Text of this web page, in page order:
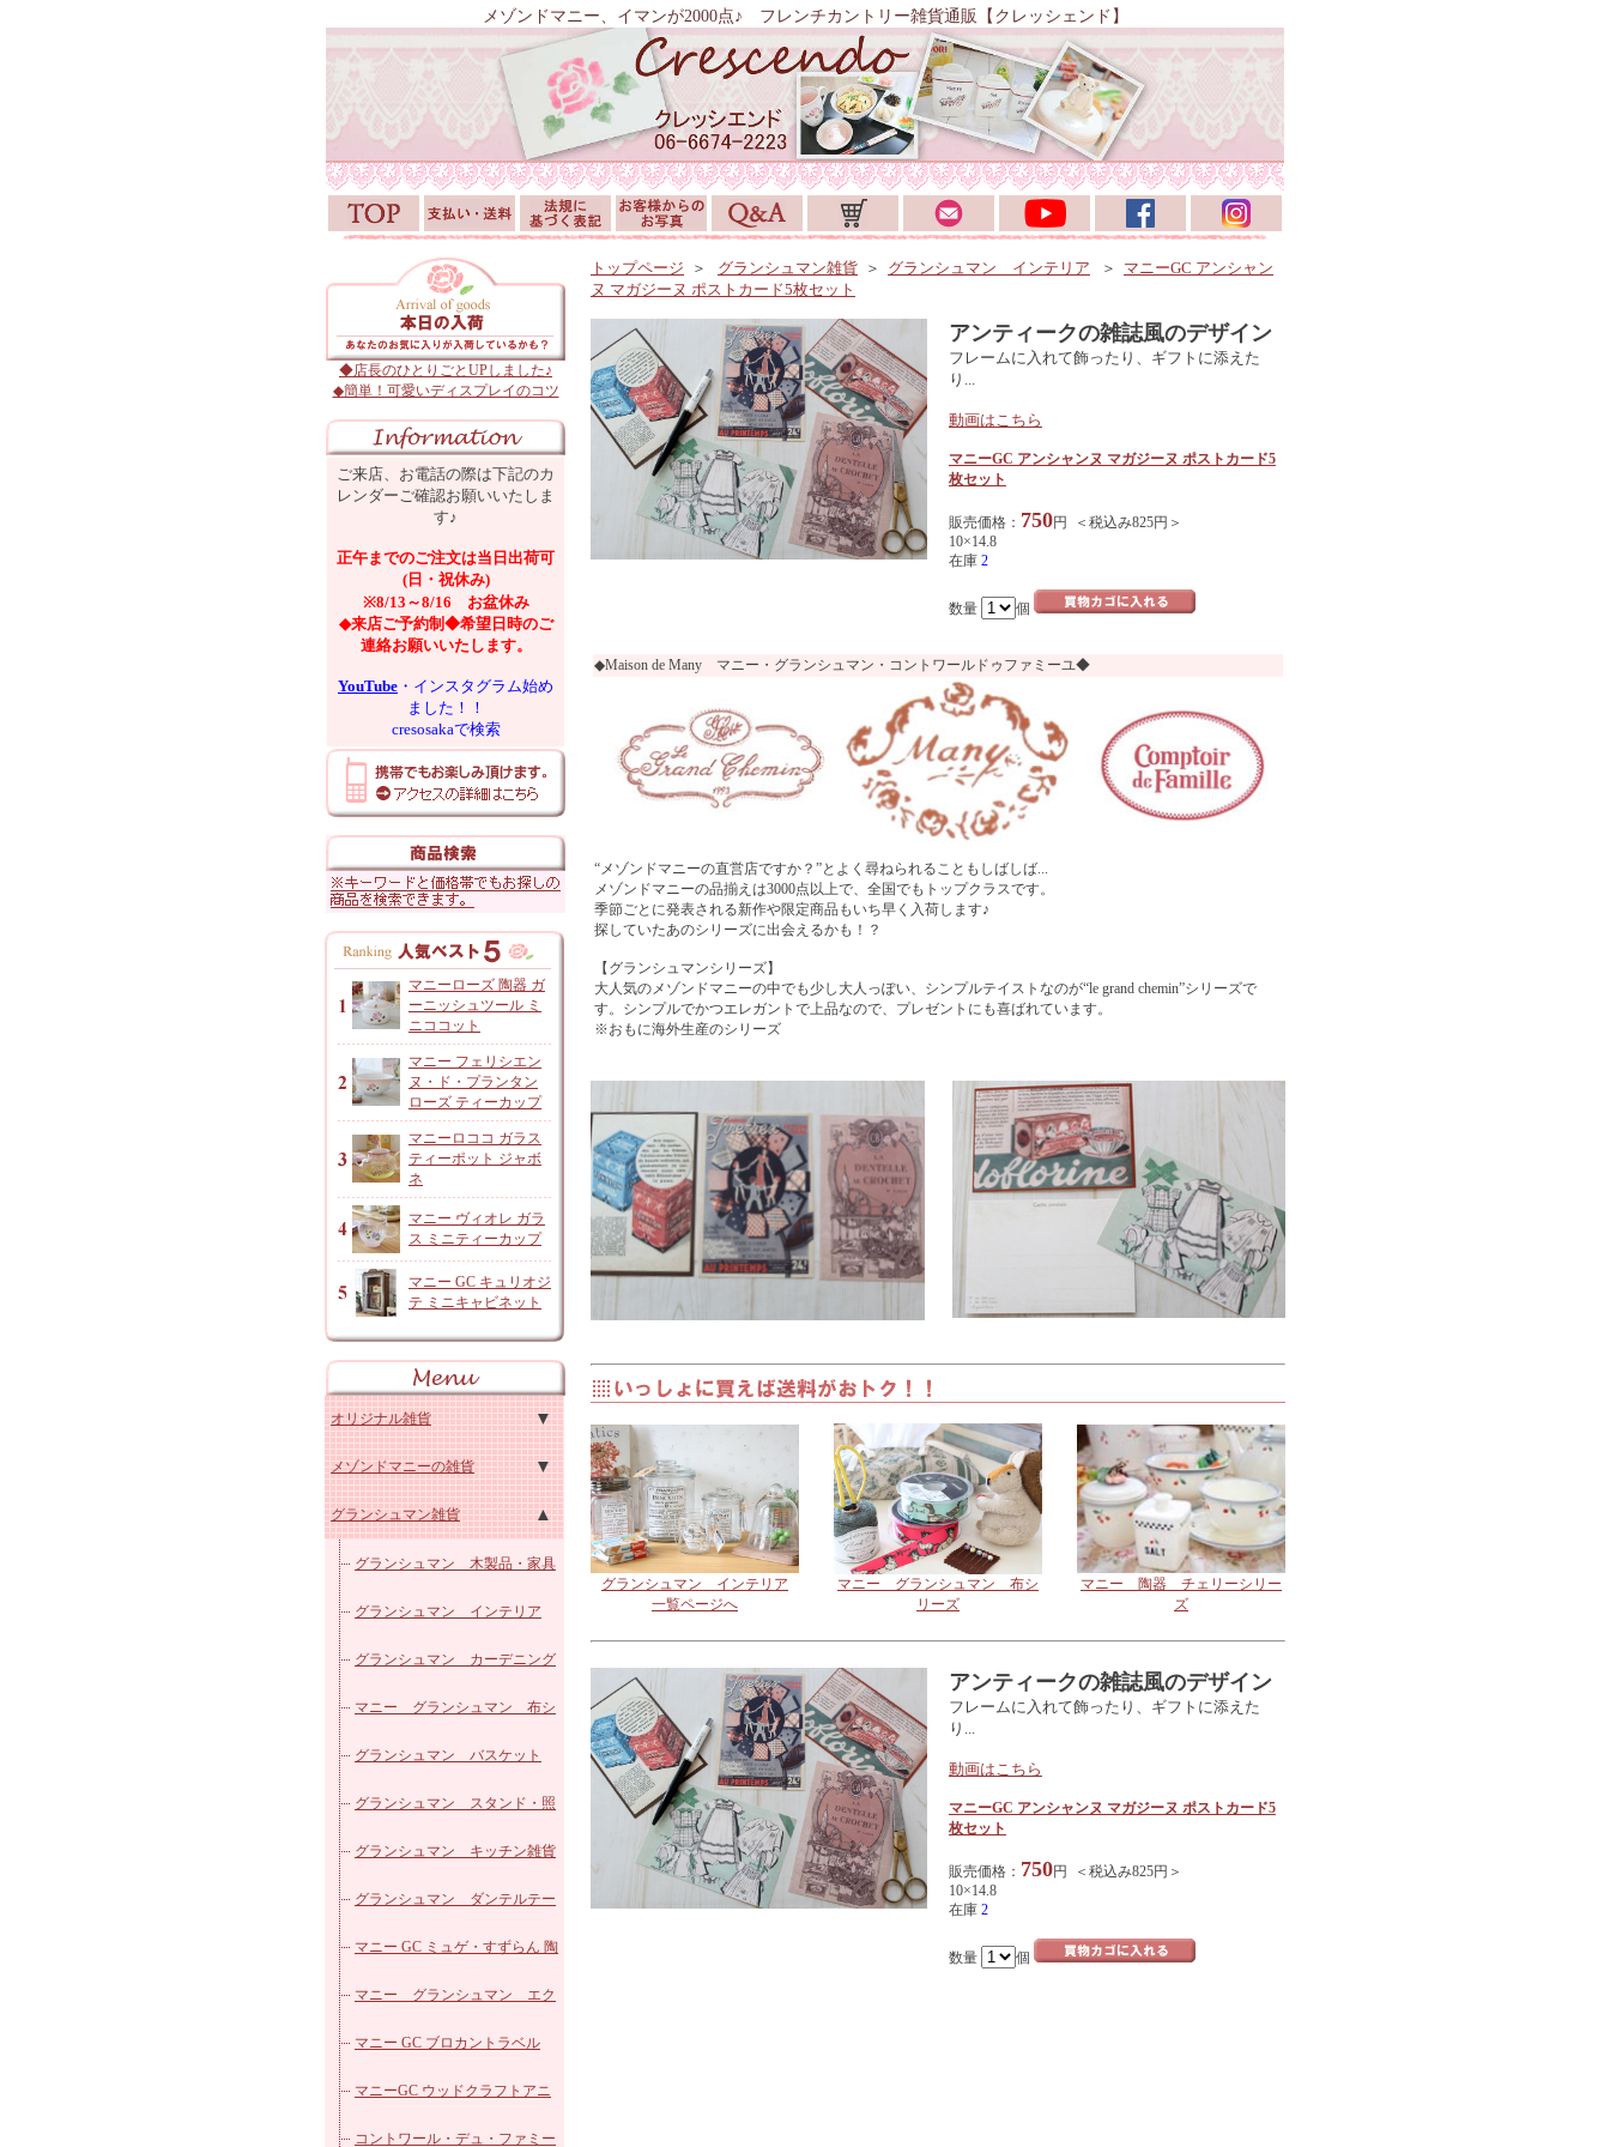
メゾンドマニー、イマンが2000点♪ フレンチカントリー雑貨通販【クレッシェンド】
◆店長のひとりごとUPしました♪
◆簡単！可愛いディスプレイのコツ
ご来店、お電話の際は下記のカ
レンダーご確認お願いいたしま
す♪
正午までのご注文は当日出荷可
(日・祝休み)
※8/13～8/16 お盆休み
◆来店ご予約制◆希望日時のご
連絡お願いいたします。
YouTube ・インスタグラム始め
ました！！
cresosakaで検索
マニーローズ 陶器 ガ
ーニッシュツール ミ
ニココット
マニー フェリシエン
ヌ・ド・プランタン
ローズ ティーカップ
マニーロココ ガラス
ティーポット ジャボ
ネ
マニー ヴィオレ ガラ
ス ミニティーカップ
マニー GC キュリオジ
テ ミニキャビネット
オリジナル雑貨
アンジャルダンロゼ
オリジナルコットン雑貨
レースドイリーなど
パッチワークシリーズ
カフェカーテン
ヴィクトリアシリーズ
ローズ柄カットクロス
メゾンドマニーの雑貨
マニー ローズ 陶器キッチン
マニー ローズ 陶器その他
マニー ローズ ホーロー
マニー ローズ ガラス他
マニー エトフモチーフ ロー
ズ
マニー レールデュロココ陶器
マニー レールデュロココホー
ロー
マニー レールデュロココ ガ
ラス
マニー ステンシルローズ 陶
器
マニー ブルーローズ シリーズ
マニー ノンブルシリーズ
マニー プチメゾン陶器
マニー バンドゥメール
マニー プティ タンジュ
グランシュマン雑貨
グランシュマン 木製品・家具
グランシュマン インテリア
グランシュマン カーデニング
雑貨
マニー グランシュマン 布シ
リーズ
グランシュマン バスケット
グランシュマン スタンド・照
明器具
グランシュマン キッチン雑貨
グランシュマン ダンテルテー
ブルウェア
マニー GC ミュゲ・すずらん 陶
器
マニー グランシュマン エク
リュ
マニー GC ブロカントラベル
マニーGC ウッドクラフトアニ
マル
コントワール・デュ・ファミー
トップページ ＞ グランシュマン雑貨 ＞ グランシュマン インテリア ＞ マニーGC アンシャン
ヌ マガジーヌ ポストカード5枚セット
アンティークの雑誌風のデザイン
フレームに入れて飾ったり、ギフトに添えた
り...
動画はこちら
マニーGC アンシャンヌ マガジーヌ ポストカード5
枚セット
販売価格： 750円 ＜税込み825円＞
10×14.8
在庫 2
数量 個
◆Maison de Many マニー・グランシュマン・コントワールドゥファミーユ◆
“メゾンドマニーの直営店ですか？”とよく尋ねられることもしばしば...
メゾンドマニーの品揃えは3000点以上で、全国でもトップクラスです。
季節ごとに発表される新作や限定商品もいち早く入荷します♪
探していたあのシリーズに出会えるかも！？
【グランシュマンシリーズ】
大人気のメゾンドマニーの中でも少し大人っぽい、シンプルテイストなのが“le grand chemin”シリーズで
す。シンプルでかつエレガントで上品なので、プレゼントにも喜ばれています。
※おもに海外生産のシリーズ
グランシュマン インテリア
一覧ページへ
マニー グランシュマン 布シ
リーズ
マニー 陶器 チェリーシリー
ズ
アンティークの雑誌風のデザイン
フレームに入れて飾ったり、ギフトに添えた
り...
動画はこちら
マニーGC アンシャンヌ マガジーヌ ポストカード5
枚セット
販売価格： 750円 ＜税込み825円＞
10×14.8
在庫 2
数量 個